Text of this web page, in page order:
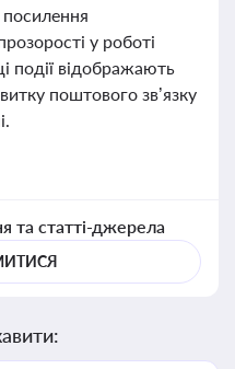
у роботі
події відображають
поштового зв’язку
та статті-джерела